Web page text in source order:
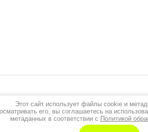
Этот сайт использует файлы cookie и
его, вы соглашаетесь на
метаданных в соответствии с Политикой